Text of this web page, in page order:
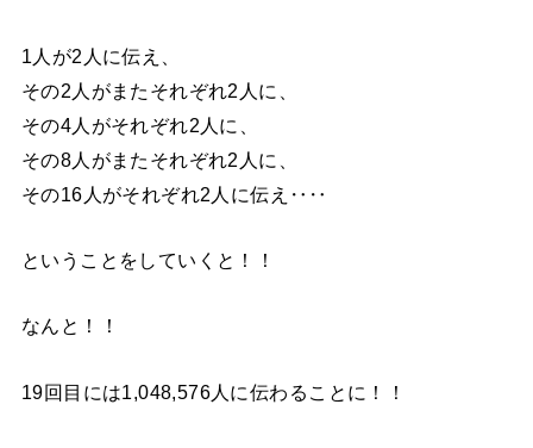
1人が2人に伝え、
その2人がまたそれぞれ2人に、
その4人がそれぞれ2人に、
その8人がまたそれぞれ2人に、
その16人がそれぞれ2人に伝え‥‥
ということをしていくと！！
なんと！！
19回目には1,048,576人に伝わることに！！